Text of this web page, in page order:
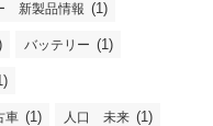
新製品情報 (1)
バッテリー (1)
車 (1) 人口 未来 (1)